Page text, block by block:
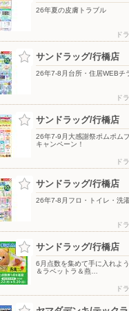
26年夏の皮膚トラブル
ド
サンドラッグ/行橋店
26年7-8月台所・住居WEBチ
ド
サンドラッグ/行橋店
26年7-9月大感謝祭ポムポム
キャンペーン！
ド
サンドラッグ/行橋店
26年7-8月フロ・トイレ・洗
ド
サンドラッグ/行橋店
6月点数を集めて手に入れよ
＆ラベットラ＆燕…
ド